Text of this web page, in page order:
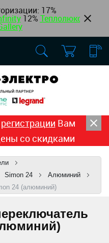
17%
12% Теплолюкс
регистрации Вам
со скидками
Simon 24
Алюминий
24 (алюминий)